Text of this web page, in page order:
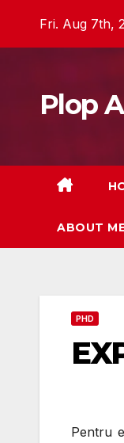
Fri. Aug 7th,
Plop
ABOUT
PHD
Pentru